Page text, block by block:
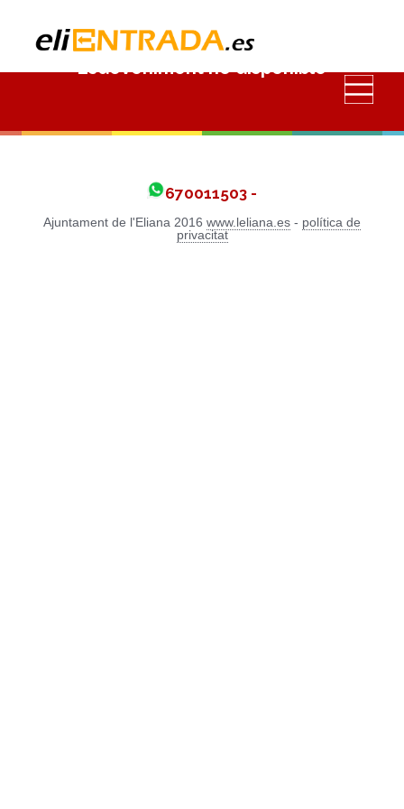
Esdeveniment no disponible
670011503 -
Ajuntament de l'Eliana 2016 www.leliana.es - política de
privacitat